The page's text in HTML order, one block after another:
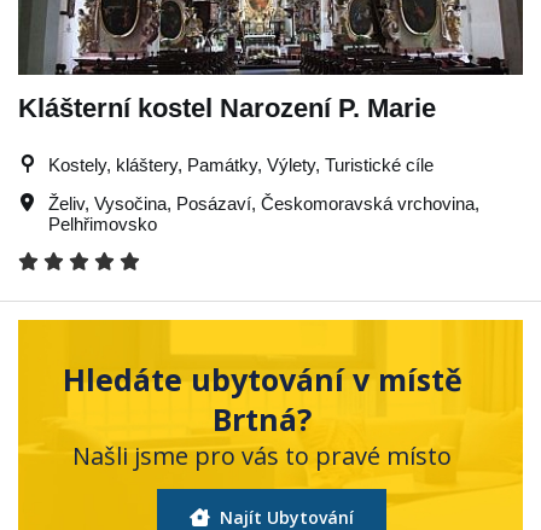
Klášterní kostel Narození P. Marie
Kostely, kláštery, Památky, Výlety, Turistické cíle
Želiv, Vysočina, Posázaví, Českomoravská vrchovina,
Pelhřimovsko
Hledáte ubytování v místě
Brtná?
Našli jsme pro vás to pravé místo
Najít Ubytování